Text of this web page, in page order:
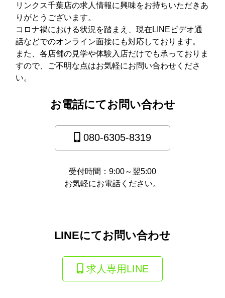
リンクス千葉店の求人情報に興味をお持ちいただきあ
りがとうございます。
コロナ禍における状況を踏まえ、現在LINEビデオ通
話などでのオンライン面接にも対応しております。
また、各店舗の見学や体験入店だけでも承っておりま
すので、ご不明な点はお気軽にお問い合わせくださ
い。
お電話にてお問い合わせ
080-6305-8319
受付時間：9:00～翌5:00
お気軽にお電話ください。
LINEにてお問い合わせ
求人専用LINE